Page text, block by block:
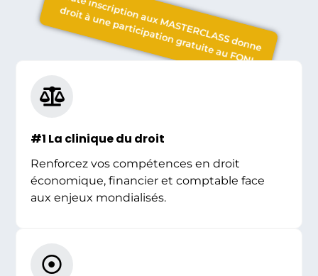
Toute inscription aux MASTERCLASS donne droit à une participation gratuite au FONI
#1 La clinique du droit
Renforcez vos compétences en droit
économique, financier et comptable face
aux enjeux mondialisés.